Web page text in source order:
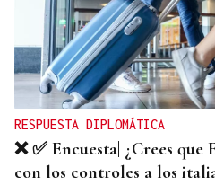
RESPUESTA DIPLOMÁTICA
❌ ✅ Encuesta| ¿Crees
con los controles a los